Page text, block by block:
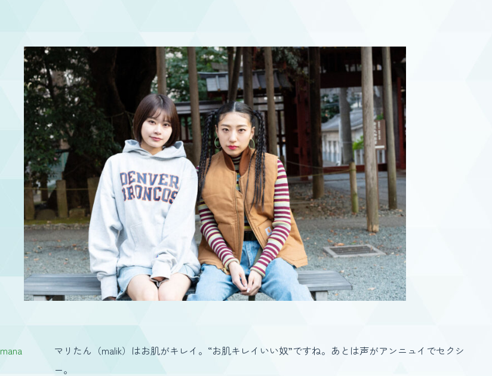
mana
マリたん（malik）はお肌がキレイ。“お肌キレイいい奴”ですね。あとは声がアンニュイでセクシ
ー。